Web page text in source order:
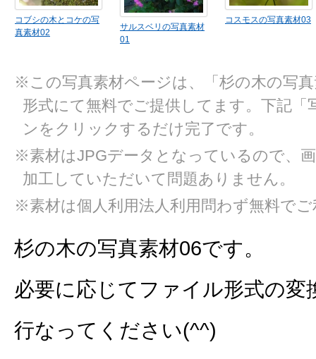
コブシの木とコケの写
真素材02
サルスベリの写真素材
01
コスモスの写真素材03
※この写真素材ページは、「杉の木の写
形式にて無料でご提供してます。下記
ンをクリックするだけ完了です。
※素材はJPGデータとなっているので、
加工していただいて問題ありません。
※素材は個人利用法人利用問わず無料で
杉の木の写真素材06です。
必要に応じてファイル形式の変
行なってください(^^)